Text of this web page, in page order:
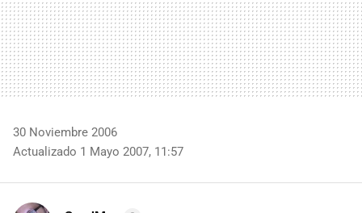
30 Noviembre 2006
Actualizado 1 Mayo 2007, 11:57